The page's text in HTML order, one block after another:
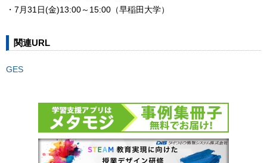
・7月31日(金)13:00～15:00（早稲田大学）
関連URL
GES